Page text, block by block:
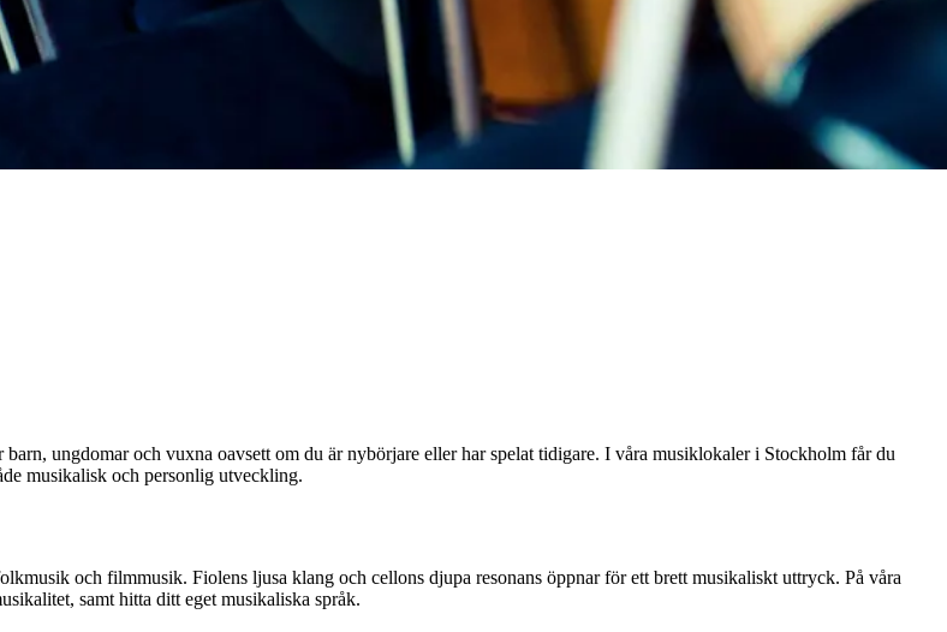
ungdomar och vuxna oavsett om du är nybörjare eller har spelat tidigare. I våra musiklokaler i Stockholm får du
musikalisk och personlig utveckling.
och filmmusik. Fiolens ljusa klang och cellons djupa resonans öppnar för ett brett musikaliskt uttryck. På våra
samt hitta ditt eget musikaliska språk.